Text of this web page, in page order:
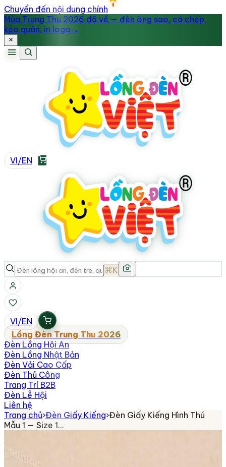
Chuyển đến nội dung chính
Mùa Trung Thu 2026 đã về — đèn ông sao, cá chép,
kéo quân, in logo →
VI/EN
⌘K
VI/EN
Lồng Đèn Trung Thu 2026
Đèn Lồng Hội An
Đèn Lồng Nhật Bản
Đèn Vải Cao Cấp
Đèn Thủ Công
Trang Trí B2B
Đèn Lễ Hội
Liên hệ
Trang chủ›Đèn Giấy Kiếng›Đèn Giấy Kiếng Hình Thú
Mẫu 1 — Size 1…